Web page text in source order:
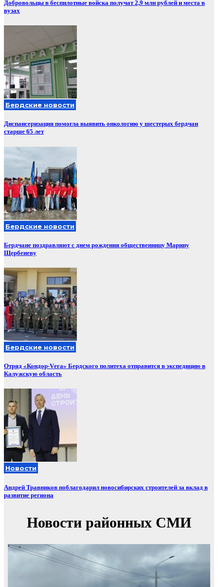
Добровольцы в беспилотные войска получат 2,9 млн рублей и места в
вузах
Бердские новости
Диспансеризация помогла выявить онкологию у шестерых бердчан
старше 65 лет
Бердские новости
Бердчане поздравляют с днем рождения общественницу Марину
Щербеневу
Бердские новости
Отряд «Кондор-Vега» Бердского политеха отправится в экспедицию в
Калужскую область
Новости
Андрей Травников поблагодарил новосибирских строителей за вклад в
развитие региона